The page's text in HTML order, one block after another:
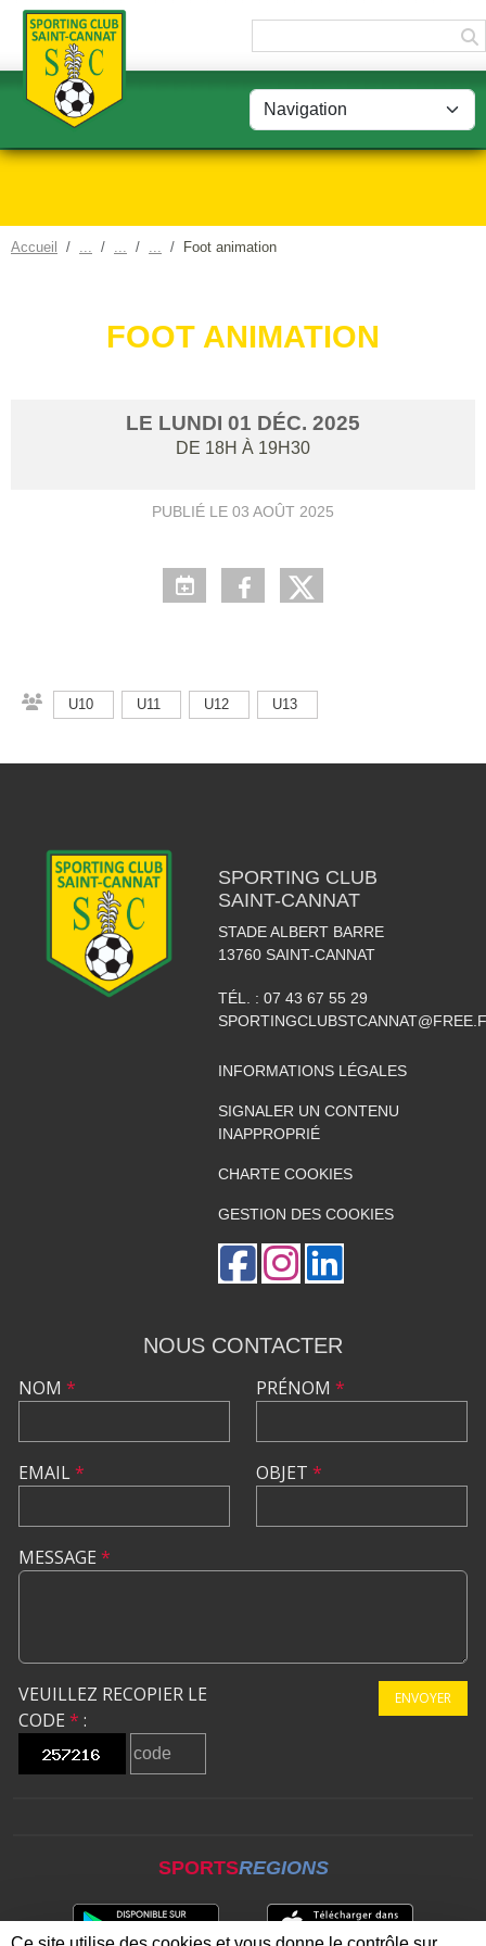
Accueil Foot animation
FOOT ANIMATION
LE LUNDI 01 DÉC. 2025
DE 18H À 19H30
PUBLIÉ LE 03 AOÛT 2025
U10 U11 U12 U13
SPORTING CLUB
SAINT-CANNAT
STADE ALBERT BARRE
13760 SAINT-CANNAT
TÉL. : 07 43 67 55 29
INFORMATIONS LÉGALES
SIGNALER UN CONTENU
INAPPROPRIÉ
CHARTE COOKIES
GESTION DES COOKIES
NOUS CONTACTER
NOM *
EMAIL*
PRÉNOM *
OBJET *
MESSAGE *
VEUILLEZ RECOPIER LE
CODE * :
ENVOYER
SPORTSREGIONS
Panneau de gestion des cookies